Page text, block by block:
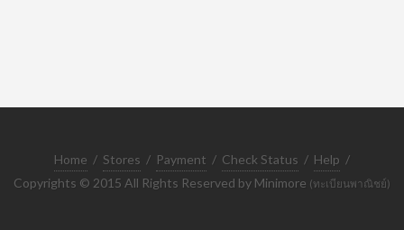
Home / Stores / Payment / Check Status / Help /
Copyrights © 2015 All Rights Reserved by Minimore (ทะเบียนพาณิชย์)